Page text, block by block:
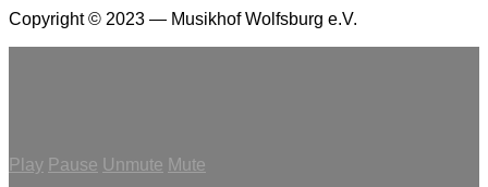
Copyright © 2023 — Musikhof Wolfsburg e.V.
Play Pause Unmute Mute